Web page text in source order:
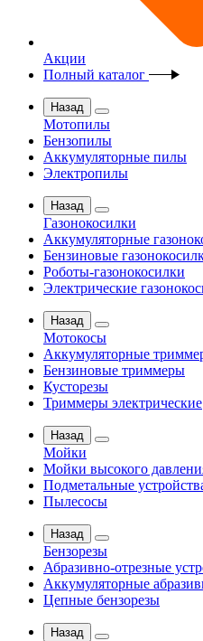
Акции
Полный каталог
Назад
Мотопилы
Бензопилы
Аккумуляторные пилы
Электропилы
Назад
Газонокосилки
Аккумуляторные
Бензиновые
Роботы-газонокосилки
Электрические
Назад
Мотокосы
Аккумуляторные
Бензиновые триммеры
Кусторезы
Триммеры электрические
Назад
Мойки
Мойки высокого
Подметальные
Пылесосы
Назад
Бензорезы
Абразивно-отрезные
Аккумуляторные
Цепные бензорезы
Назад